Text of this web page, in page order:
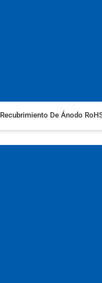
Recubrimiento De Ánodo